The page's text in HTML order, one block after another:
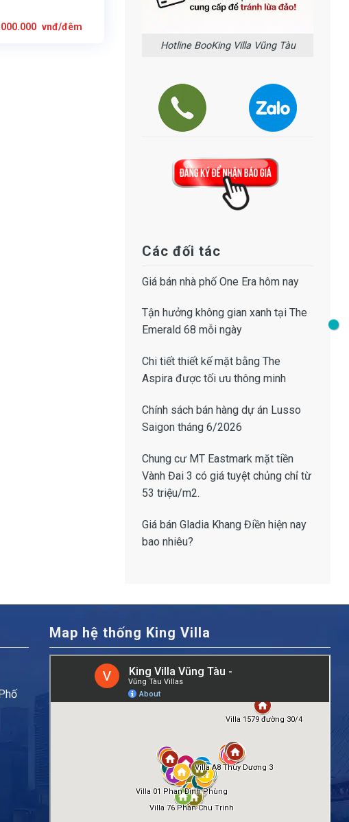
vnđ/đêm
Hotline BooKing Villa Vũng Tàu
Các đối tác
Giá bán nhà phố One Era hôm nay
Tận hưởng không gian xanh tại The
Emerald 68 mỗi ngày
Chi tiết thiết kếmặt bằng The
Aspira được tối ưu thông minh
Chính sách bán hàng dự án Lusso
Saigon tháng 6/2026
Chung cư MT Eastmark mặt tiền
Vành Đai 3 có giá tuyệt chủng chỉ từ
53 triệu/m2.
Giá bán Gladia Khang Điền hiện nay
bao nhiêu?
Map hệ thống King Villa